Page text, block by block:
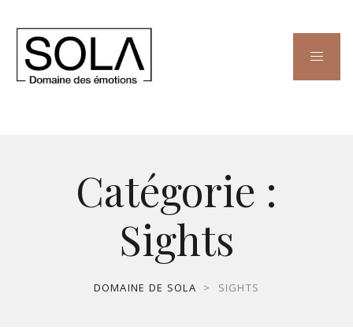
Catégorie :
Sights
DOMAINE DE SOLA > SIGHTS